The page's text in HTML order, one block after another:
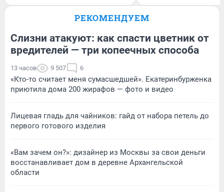
РЕКОМЕНДУЕМ
Слизни атакуют: как спасти цветник от
вредителей — три копеечных способа
13 часов 9 507 6
«Кто-то считает меня сумасшедшей». Екатеринбурженка
приютила дома 200 жирафов — фото и видео
Лицевая гладь для чайников: гайд от набора петель до
первого готового изделия
«Вам зачем он?»: дизайнер из Москвы за свои деньги
восстанавливает дом в деревне Архангельской
области